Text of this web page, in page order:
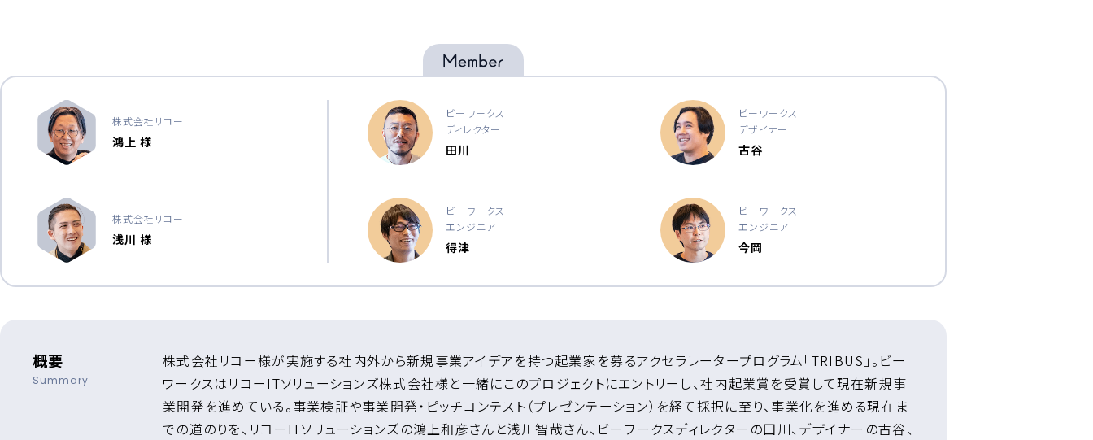
株式会社リコー
鴻上 様
株式会社リコー
浅川 様
ビーワークス
ディレクター
田川
ビーワークス
デザイナー
古谷
ビーワークス
エンジニア
得津
ビーワークス
エンジニア
今岡
概要
Summary
株式会社リコー様が実施する社内外から新規事業アイデアを持つ起業家を募るアクセラレータープログラム「TRIBUS」。ビー
ワークスはリコーITソリューションズ株式会社様と一緒にこのプロジェクトにエントリーし、社内起業賞を受賞して現在新規事
業開発を進めている。事業検証や事業開発・ピッチコンテスト（プレゼンテーション）を経て採択に至り、事業化を進める現在ま
での道のりを、リコーITソリューションズの鴻上和彦さんと浅川智哉さん、ビーワークスディレクターの田川、デザイナーの古谷、